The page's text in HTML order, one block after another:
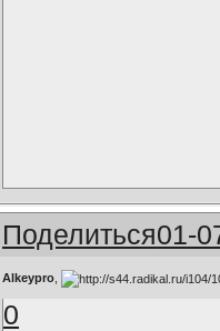
Поделиться01-
Alkeypro
0